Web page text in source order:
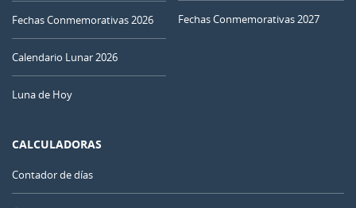
Fechas Conmemorativas 2026
Calendario Lunar 2026
Luna de Hoy
Fechas Conmemorativas 2027
CALCULADORAS
Contador de días